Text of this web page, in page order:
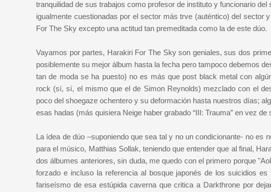
tranquilidad de sus trabajos como profesor de instituto y funcionario
igualmente cuestionadas por el sector más trve (auténtico) del sector
For The Sky excepto una actitud tan premeditada como la de este dúo.
Vayamos por partes, Harakiri For The Sky son geniales, sus dos
posiblemente su mejor álbum hasta la fecha pero tampoco debemos
tan de moda se ha puesto) no es más que post black metal con
rock (sí, sí, el mismo que el de Simon Reynolds) mezclado con el
poco del shoegaze ochentero y su deformación hasta nuestros días;
esas hadas (más quisiera Neige haber grabado “III: Trauma” en vez
La ídea de dúo –suponiendo que sea tal y no un condicionante- no
para el músico, Matthias Sollak, teniendo que entender que al final,
dos álbumes anteriores, sin duda, me quedo con el primero porque
forzado e incluso la referencia al bosque japonés de los suicidios
fariseísmo de esa estúpida caverna que critica a Darkthrone por